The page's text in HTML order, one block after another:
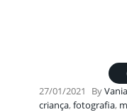
27/01/2021 By
criança,fotografia,